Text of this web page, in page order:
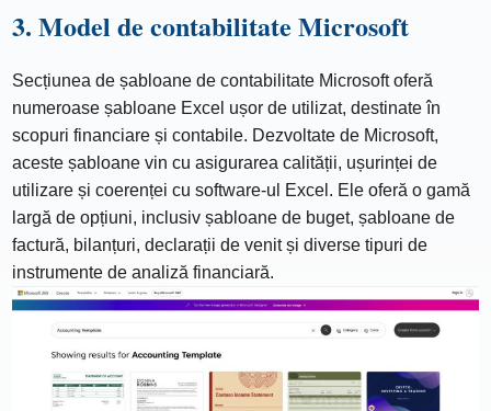
3. Model de contabilitate Microsoft
Secțiunea de șabloane de contabilitate Microsoft oferă
numeroase șabloane Excel ușor de utilizat, destinate în
scopuri financiare și contabile. Dezvoltate de Microsoft,
aceste șabloane vin cu asigurarea calității, ușurinței de
utilizare și coerenței cu software-ul Excel. Ele oferă o gamă
largă de opțiuni, inclusiv șabloane de buget, șabloane de
factură, bilanțuri, declarații de venit și diverse tipuri de
instrumente de analiză financiară.